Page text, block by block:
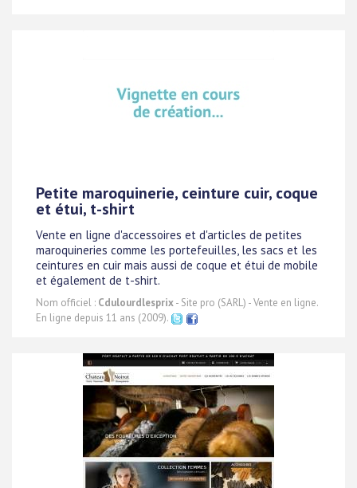
Petite maroquinerie, ceinture cuir, coque
et étui, t-shirt
Vente en ligne d'accessoires et d'articles de petites
maroquineries comme les portefeuilles, les sacs et les
ceintures en cuir mais aussi de coque et étui de mobile
et également de t-shirt.
Nom officiel : Cdulourdlesprix- Site pro (SARL) - Vente en ligne.
En ligne depuis 11 ans (2009).